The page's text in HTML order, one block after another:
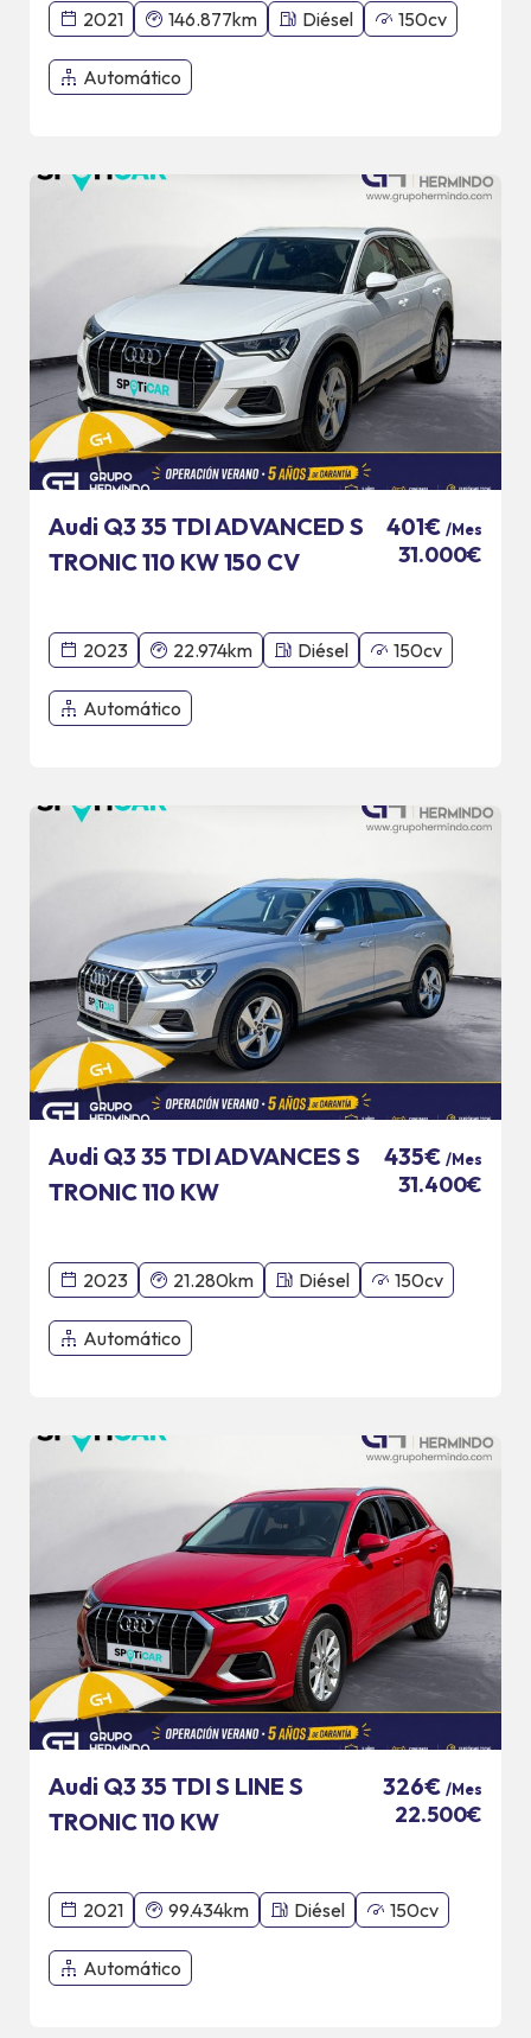
2021 146.877km Diésel 150cv
Automático
Audi Q3 35 TDI ADVANCED S
TRONIC 110 KW 150 CV
401€ /Mes
31.000€
2023 22.974km Diésel 150cv
Automático
Audi Q3 35 TDI ADVANCES S
TRONIC 110 KW
435€ /Mes
31.400€
2023 21.280km Diésel 150cv
Automático
Audi Q3 35 TDI S LINE S
TRONIC 110 KW
326€ /Mes
22.500€
2021 99.434km Diésel 150cv
Automático